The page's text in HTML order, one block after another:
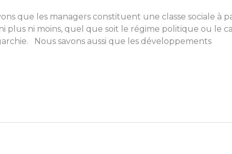
que les managers constituent une classe sociale à
plus ni moins, quel que soit le régime politique ou le
Nous savons aussi que les développements